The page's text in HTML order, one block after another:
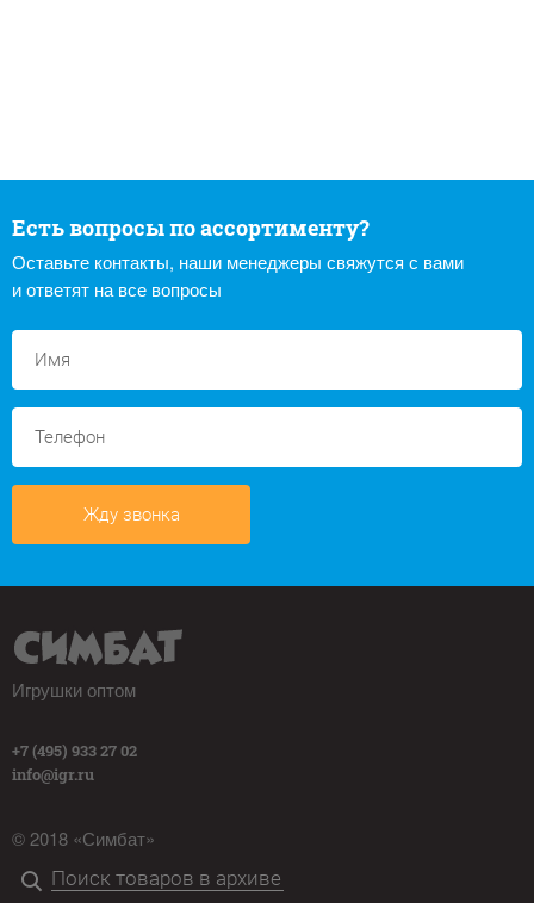
Есть вопросы по ассортименту?
Оставьте контакты, наши менеджеры свяжутся с вами
и ответят на все вопросы
Жду звонка
Игрушки оптом
+7 (495) 933 27 02
info@igr.ru
© 2018 «Симбат»